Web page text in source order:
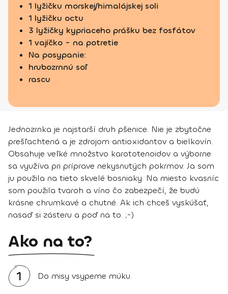
1 lyžičku morskej/himalájskej soli
1 lyžičku octu
3 lyžičky kypriaceho prášku bez fosfátov
1 vajíčko - na potretie
Na posypanie:
hrubozrnnú soľ
rascu
Jednozrnka je najstarší druh pšenice. Nie je zbytočne
prešľachtená a je zdrojom antioxidantov a bielkovín.
Obsahuje veľké množstvo karototenoidov a výborne
sa využíva pri príprave nekysnutých pokrmov. Ja som
ju použila na tieto skvelé bosniaky. Na miesto kvasníc
som použila tvaroh a víno čo zabezpečí, že budú
krásne chrumkavé a chutné. Ak ich chceš vyskúšať,
nasaď si zásteru a poď na to. ;-)
Ako na to?
1 Do misy vsypeme múku.